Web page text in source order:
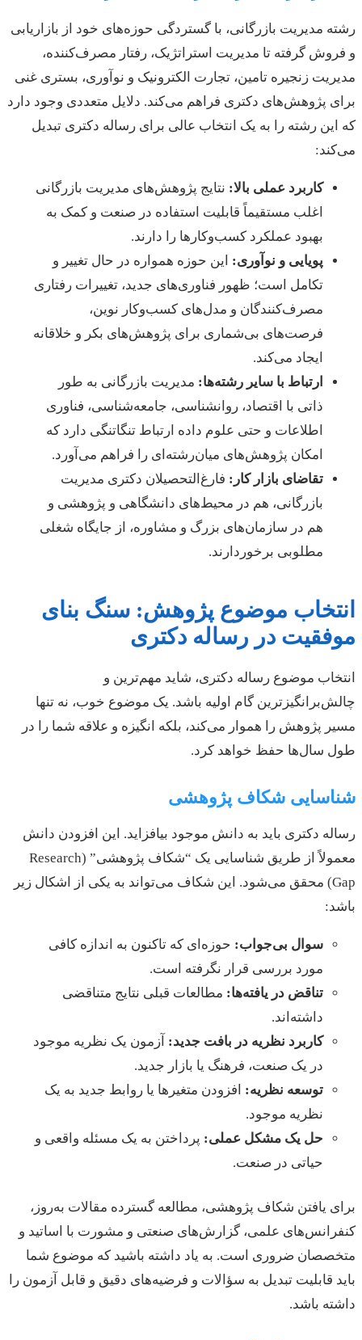
رشته مدیریت بازرگانی، با گستردگی حوزه‌های خود از بازاریابی
و فروش گرفته تا مدیریت استراتژیک، رفتار مصرف‌کننده،
مدیریت زنجیره تامین، تجارت الکترونیک و نوآوری، بستری غنی
برای پژوهش‌های دکتری فراهم می‌کند. دلایل متعددی وجود دارد
که این رشته را به یک انتخاب عالی برای رساله دکتری تبدیل
می‌کند:
کاربرد عملی بالا: نتایج پژوهش‌های مدیریت بازرگانی
اغلب مستقیماً قابلیت استفاده در صنعت و کمک به
بهبود عملکرد کسب‌وکارها را دارند.
پویایی و نوآوری: این حوزه همواره در حال تغییر و
تکامل است؛ ظهور فناوری‌های جدید، تغییرات رفتاری
مصرف‌کنندگان و مدل‌های کسب‌وکار نوین،
فرصت‌های بی‌شماری برای پژوهش‌های بکر و خلاقانه
ایجاد می‌کند.
ارتباط با سایر رشته‌ها: مدیریت بازرگانی به طور
ذاتی با اقتصاد، روانشناسی، جامعه‌شناسی، فناوری
اطلاعات و حتی علوم داده ارتباط تنگاتنگی دارد که
امکان پژوهش‌های میان‌رشته‌ای را فراهم می‌آورد.
تقاضای بازار کار: فارغ‌التحصیلان دکتری مدیریت
بازرگانی، هم در محیط‌های دانشگاهی و پژوهشی و
هم در سازمان‌های بزرگ و مشاوره، از جایگاه شغلی
مطلوبی برخوردارند.
انتخاب موضوع پژوهش: سنگ بنای
موفقیت در رساله دکتری
انتخاب موضوع رساله دکتری، شاید مهم‌ترین و
چالش‌برانگیزترین گام اولیه باشد. یک موضوع خوب، نه تنها
مسیر پژوهش را هموار می‌کند، بلکه انگیزه و علاقه شما را در
طول سال‌ها حفظ خواهد کرد.
شناسایی شکاف پژوهشی
رساله دکتری باید به دانش موجود بیافزاید. این افزودن دانش
معمولاً از طریق شناسایی یک “شکاف پژوهشی” (Research
Gap) محقق می‌شود. این شکاف می‌تواند به یکی از اشکال زیر
باشد:
سوال بی‌جواب: حوزه‌ای که تاکنون به اندازه کافی
مورد بررسی قرار نگرفته است.
تناقض در یافته‌ها: مطالعات قبلی نتایج متناقضی
داشته‌اند.
کاربرد نظریه در بافت جدید: آزمون یک نظریه موجود
در یک صنعت، فرهنگ یا بازار جدید.
توسعه نظریه: افزودن متغیرها یا روابط جدید به یک
نظریه موجود.
حل یک مشکل عملی: پرداختن به یک مسئله واقعی و
حیاتی در صنعت.
برای یافتن شکاف پژوهشی، مطالعه گسترده مقالات به‌روز،
کنفرانس‌های علمی، گزارش‌های صنعتی و مشورت با اساتید و
متخصصان ضروری است. به یاد داشته باشید که موضوع شما
باید قابلیت تبدیل به سؤالات و فرضیه‌های دقیق و قابل آزمون را
داشته باشد.